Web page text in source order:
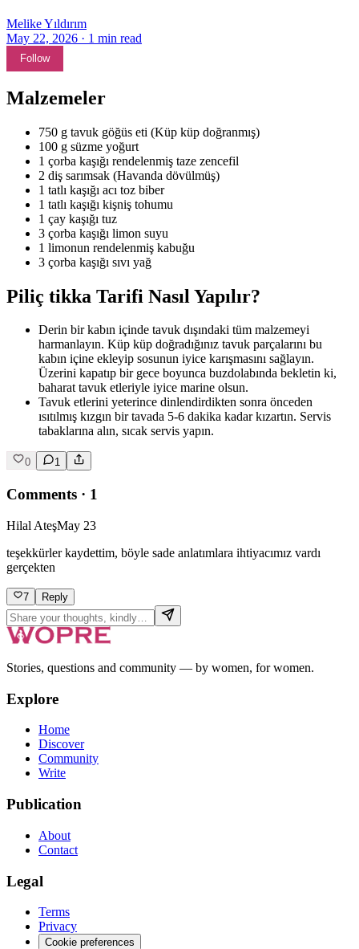
Melike Yıldırım
May 22, 2026 · 1 min read
Follow
Malzemeler
750 g tavuk göğüs eti (Küp küp doğranmış)
100 g süzme yoğurt
1 çorba kaşığı rendelenmiş taze zencefil
2 diş sarımsak (Havanda dövülmüş)
1 tatlı kaşığı acı toz biber
1 tatlı kaşığı kişniş tohumu
1 çay kaşığı tuz
3 çorba kaşığı limon suyu
1 limonun rendelenmiş kabuğu
3 çorba kaşığı sıvı yağ
Piliç tikka Tarifi Nasıl Yapılır?
Derin bir kabın içinde tavuk dışındaki tüm malzemeyi
harmanlayın. Küp küp doğradığınız tavuk parçalarını bu
kabın içine ekleyip sosunun iyice karışmasını sağlayın.
Üzerini kapatıp bir gece boyunca buzdolabında bekletin ki,
baharat tavuk etleriyle iyice marine olsun.
Tavuk etlerini yeterince dinlendirdikten sonra önceden
ısıtılmış kızgın bir tavada 5-6 dakika kadar kızartın. Servis
tabaklarına alın, sıcak servis yapın.
0 1
Comments · 1
Hilal AteşMay 23
teşekkürler kaydettim, böyle sade anlatımlara ihtiyacımız vardı
gerçekten
7 Reply
Stories, questions and community — by women, for women.
Explore
Home
Discover
Community
Write
Publication
About
Contact
Legal
Terms
Privacy
Cookie preferences